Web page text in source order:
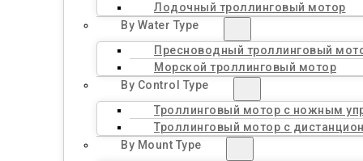
Лодочный троллинговый мотор
By Water Type
Пресноводный троллинговый
Морской троллинговый мотор
By Control Type
Троллинговый мотор с ножным
Троллинговый мотор с
By Mount Type